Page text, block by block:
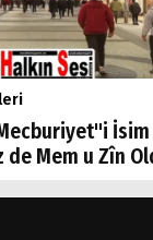
İsim
de Mem u Zîn